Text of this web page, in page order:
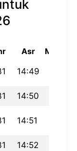
Asr Maghrib
14:49
14:50
14:51
14:52